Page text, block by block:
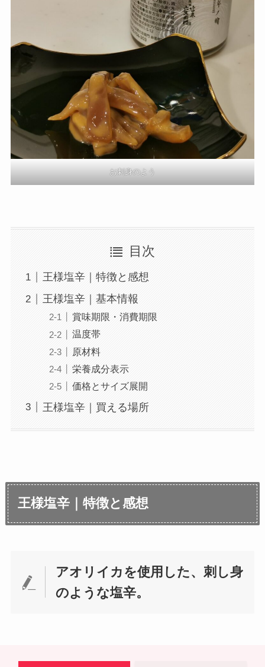
お刺身のよう
目次
王様塩辛｜特徴と感想
王様塩辛｜基本情報
賞味期限・消費期限
温度帯
原材料
栄養成分表示
価格とサイズ展開
王様塩辛｜買える場所
王様塩辛｜特徴と感想
アオリイカを使用した、刺し身
のような塩辛。